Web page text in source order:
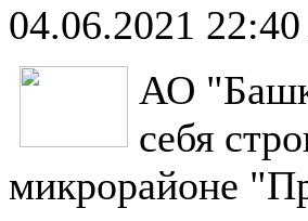
04.06.2021 22:40
АО
себя
микрорайоне